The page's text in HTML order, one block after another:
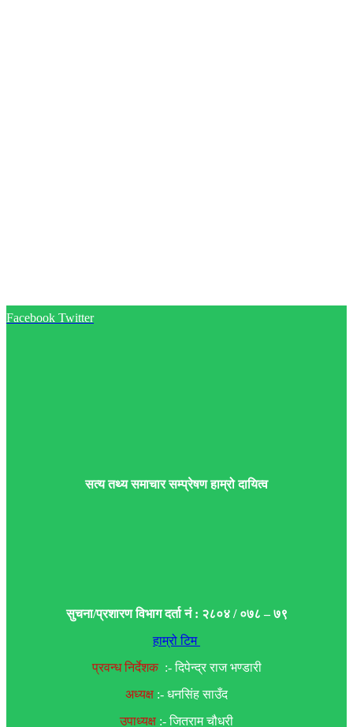
Facebook Twitter
सत्य तथ्य समाचार सम्प्रेषण हाम्रो दायित्व
सुचना/प्रशारण विभाग दर्ता नं : २८०४ / ०७८ – ७९
हाम्रो टिम
प्रवन्ध निर्देशक:- दिपेन्द्र राज भण्डारी
अध्यक्ष :- धनसिंह साउँद
उपाध्यक्ष :- जितराम चौधरी